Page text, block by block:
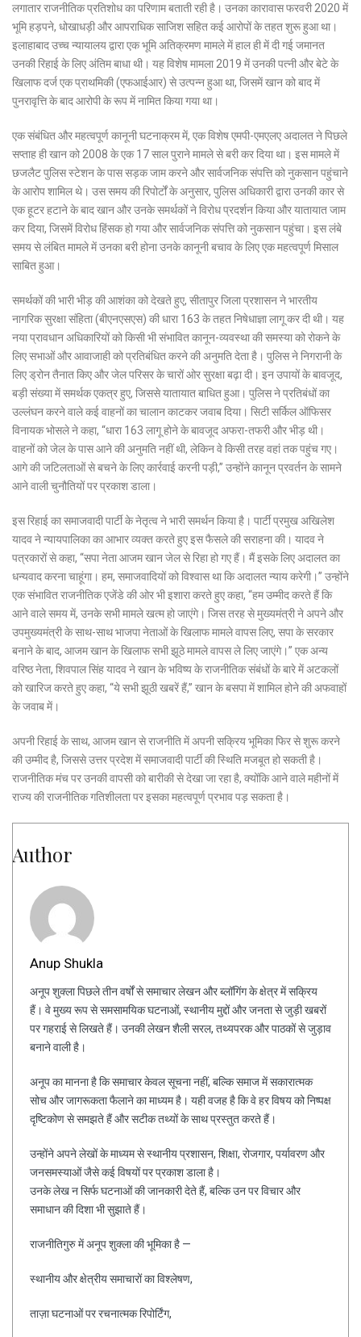
लगातार राजनीतिक प्रतिशोध का परिणाम बताती रही है। उनका कारावास फरवरी 2020 में
भूमि हड़पने, धोखाधड़ी और आपराधिक साजिश सहित कई आरोपों के तहत शुरू हुआ था।
इलाहाबाद उच्च न्यायालय द्वारा एक भूमि अतिक्रमण मामले में हाल ही में दी गई जमानत
उनकी रिहाई के लिए अंतिम बाधा थी। यह विशेष मामला 2019 में उनकी पत्नी और बेटे के
खिलाफ दर्ज एक प्राथमिकी (एफआईआर) से उत्पन्न हुआ था, जिसमें खान को बाद में
पुनरावृत्ति के बाद आरोपी के रूप में नामित किया गया था।
एक संबंधित और महत्वपूर्ण कानूनी घटनाक्रम में, एक विशेष एमपी-एमएलए अदालत ने पिछले
सप्ताह ही खान को 2008 के एक 17 साल पुराने मामले से बरी कर दिया था। इस मामले में
छजलैट पुलिस स्टेशन के पास सड़क जाम करने और सार्वजनिक संपत्ति को नुकसान पहुंचाने
के आरोप शामिल थे। उस समय की रिपोर्टों के अनुसार, पुलिस अधिकारी द्वारा उनकी कार से
एक हूटर हटाने के बाद खान और उनके समर्थकों ने विरोध प्रदर्शन किया और यातायात जाम
कर दिया, जिसमें विरोध हिंसक हो गया और सार्वजनिक संपत्ति को नुकसान पहुंचा। इस लंबे
समय से लंबित मामले में उनका बरी होना उनके कानूनी बचाव के लिए एक महत्वपूर्ण मिसाल
साबित हुआ।
समर्थकों की भारी भीड़ की आशंका को देखते हुए, सीतापुर जिला प्रशासन ने भारतीय
नागरिक सुरक्षा संहिता (बीएनएसएस) की धारा 163 के तहत निषेधाज्ञा लागू कर दी थी। यह
नया प्रावधान अधिकारियों को किसी भी संभावित कानून-व्यवस्था की समस्या को रोकने के
लिए सभाओं और आवाजाही को प्रतिबंधित करने की अनुमति देता है। पुलिस ने निगरानी के
लिए ड्रोन तैनात किए और जेल परिसर के चारों ओर सुरक्षा बढ़ा दी। इन उपायों के बावजूद,
बड़ी संख्या में समर्थक एकत्र हुए, जिससे यातायात बाधित हुआ। पुलिस ने प्रतिबंधों का
उल्लंघन करने वाले कई वाहनों का चालान काटकर जवाब दिया। सिटी सर्किल ऑफिसर
विनायक भोसले ने कहा, “धारा 163 लागू होने के बावजूद अफरा-तफरी और भीड़ थी।
वाहनों को जेल के पास आने की अनुमति नहीं थी, लेकिन वे किसी तरह वहां तक पहुंच गए।
आगे की जटिलताओं से बचने के लिए कार्रवाई करनी पड़ी,” उन्होंने कानून प्रवर्तन के सामने
आने वाली चुनौतियों पर प्रकाश डाला।
इस रिहाई का समाजवादी पार्टी के नेतृत्व ने भारी समर्थन किया है। पार्टी प्रमुख अखिलेश
यादव ने न्यायपालिका का आभार व्यक्त करते हुए इस फैसले की सराहना की। यादव ने
पत्रकारों से कहा, “सपा नेता आजम खान जेल से रिहा हो गए हैं। मैं इसके लिए अदालत का
धन्यवाद करना चाहूंगा। हम, समाजवादियों को विश्वास था कि अदालत न्याय करेगी।” उन्होंने
एक संभावित राजनीतिक एजेंडे की ओर भी इशारा करते हुए कहा, “हम उम्मीद करते हैं कि
आने वाले समय में, उनके सभी मामले खत्म हो जाएंगे। जिस तरह से मुख्यमंत्री ने अपने और
उपमुख्यमंत्री के साथ-साथ भाजपा नेताओं के खिलाफ मामले वापस लिए, सपा के सरकार
बनाने के बाद, आजम खान के खिलाफ सभी झूठे मामले वापस ले लिए जाएंगे।” एक अन्य
वरिष्ठ नेता, शिवपाल सिंह यादव ने खान के भविष्य के राजनीतिक संबंधों के बारे में अटकलों
को खारिज करते हुए कहा, “ये सभी झूठी खबरें हैं,” खान के बसपा में शामिल होने की अफवाहों
के जवाब में।
अपनी रिहाई के साथ, आजम खान से राजनीति में अपनी सक्रिय भूमिका फिर से शुरू करने
की उम्मीद है, जिससे उत्तर प्रदेश में समाजवादी पार्टी की स्थिति मजबूत हो सकती है।
राजनीतिक मंच पर उनकी वापसी को बारीकी से देखा जा रहा है, क्योंकि आने वाले महीनों में
राज्य की राजनीतिक गतिशीलता पर इसका महत्वपूर्ण प्रभाव पड़ सकता है।
Author
Anup Shukla
अनूप शुक्ला पिछले तीन वर्षों से समाचार लेखन और ब्लॉगिंग के क्षेत्र में सक्रिय
हैं। वे मुख्य रूप से समसामयिक घटनाओं, स्थानीय मुद्दों और जनता से जुड़ी खबरों
पर गहराई से लिखते हैं। उनकी लेखन शैली सरल, तथ्यपरक और पाठकों से जुड़ाव
बनाने वाली है।
अनूप का मानना है कि समाचार केवल सूचना नहीं, बल्कि समाज में सकारात्मक
सोच और जागरूकता फैलाने का माध्यम है। यही वजह है कि वे हर विषय को निष्पक्ष
दृष्टिकोण से समझते हैं और सटीक तथ्यों के साथ प्रस्तुत करते हैं।
उन्होंने अपने लेखों के माध्यम से स्थानीय प्रशासन, शिक्षा, रोजगार, पर्यावरण और
जनसमस्याओं जैसे कई विषयों पर प्रकाश डाला है।
उनके लेख न सिर्फ घटनाओं की जानकारी देते हैं, बल्कि उन पर विचार और
समाधान की दिशा भी सुझाते हैं।
राजनीतिगुरु में अनूप शुक्ला की भूमिका है —
स्थानीय और क्षेत्रीय समाचारों का विश्लेषण,
ताज़ा घटनाओं पर रचनात्मक रिपोर्टिंग,